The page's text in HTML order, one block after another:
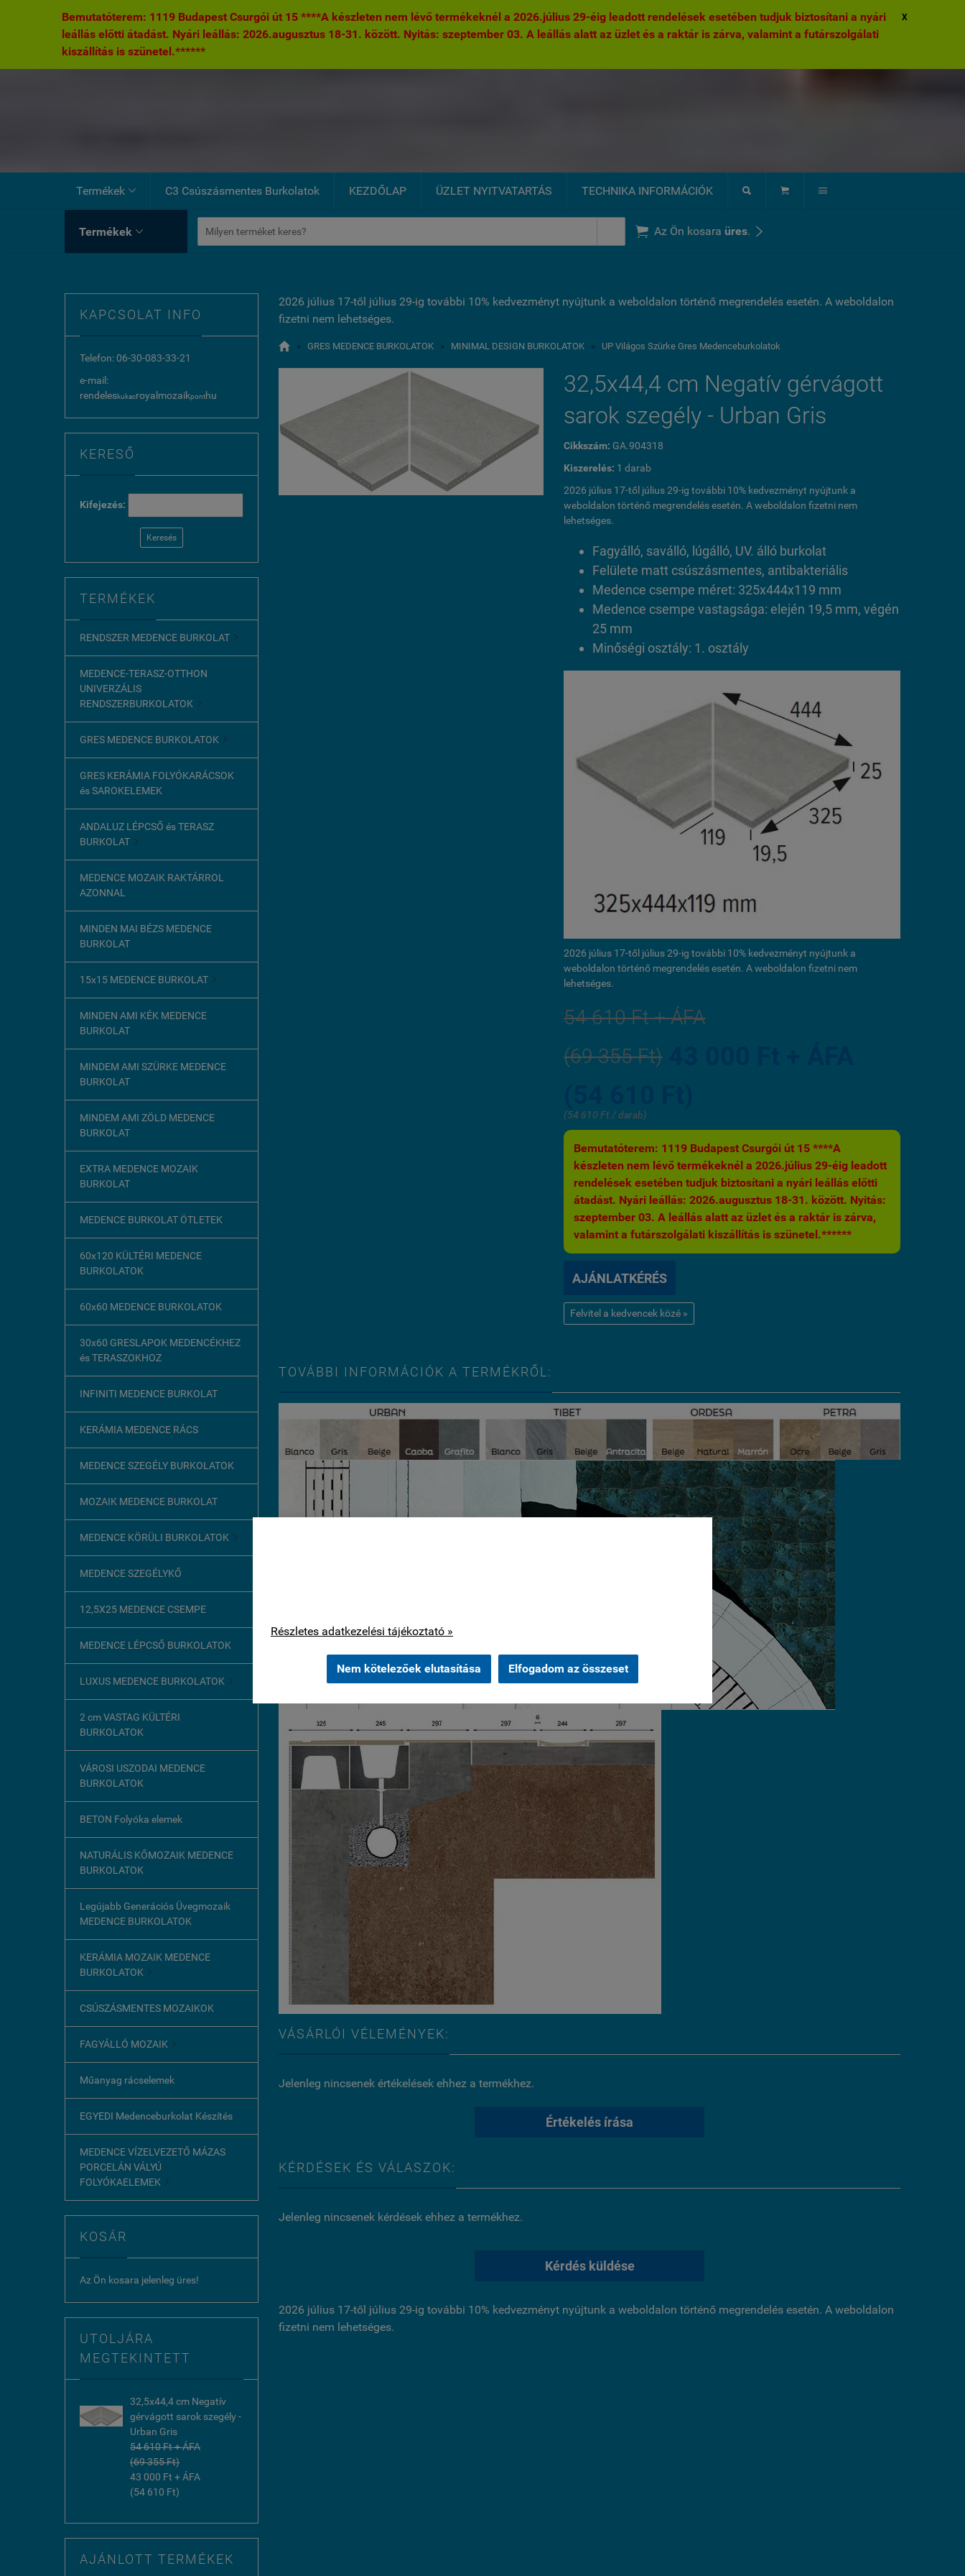
Részletes adatkezelési tájékoztató »
Nem kötelezőek elutasítása Elfogadom az összeset
Bemutatóterem: 1119 Budapest Csurgói út 15 ****A készleten nem lévő termékeknél a 2026.július 29-éig leadott rendelések esetében tudjuk biztosítani a nyári
leállás előtti átadást. Nyári leállás: 2026.augusztus 18-31. között. Nyitás: szeptember 03. A leállás alatt az üzlet és a raktár is zárva, valamint a futárszolgálati
kiszállítás is szünetel.******
X
Termékek  C3 Csúszásmentes Burkolatok KEZDŐLAP ÜZLET NYITVATARTÁS TECHNIKA INFORMÁCIÓK   
Termékek   Az Ön kosara üres. 
KAPCSOLAT INFO
Telefon: 06-30-083-33-21
e-mail:
rendeleskukacroyalmozaikponthu
KERESŐ
Kifejezés:
Keresés
TERMÉKEK
RENDSZER MEDENCE BURKOLAT 
MEDENCE-TERASZ-OTTHON
UNIVERZÁLIS
RENDSZERBURKOLATOK 
GRES MEDENCE BURKOLATOK 
GRES KERÁMIA FOLYÓKARÁCSOK
és SAROKELEMEK
ANDALUZ LÉPCSŐ és TERASZ
BURKOLAT 
MEDENCE MOZAIK RAKTÁRROL
AZONNAL
MINDEN MAI BÉZS MEDENCE
BURKOLAT
15x15 MEDENCE BURKOLAT 
MINDEN AMI KÉK MEDENCE
BURKOLAT
MINDEM AMI SZÜRKE MEDENCE
BURKOLAT
MINDEM AMI ZÖLD MEDENCE
BURKOLAT
EXTRA MEDENCE MOZAIK
BURKOLAT
MEDENCE BURKOLAT ÖTLETEK
60x120 KÜLTÉRI MEDENCE
BURKOLATOK
60x60 MEDENCE BURKOLATOK
30x60 GRESLAPOK MEDENCÉKHEZ
és TERASZOKHOZ
INFINITI MEDENCE BURKOLAT
KERÁMIA MEDENCE RÁCS
MEDENCE SZEGÉLY BURKOLATOK
MOZAIK MEDENCE BURKOLAT
MEDENCE KÖRÜLI BURKOLATOK 
MEDENCE SZEGÉLYKŐ
12,5X25 MEDENCE CSEMPE
MEDENCE LÉPCSŐ BURKOLATOK
LUXUS MEDENCE BURKOLATOK 
2 cm VASTAG KÜLTÉRI
BURKOLATOK
VÁROSI USZODAI MEDENCE
BURKOLATOK
BETON Folyóka elemek
NATURÁLIS KŐMOZAIK MEDENCE
BURKOLATOK
Legújabb Generációs Üvegmozaik
MEDENCE BURKOLATOK
KERÁMIA MOZAIK MEDENCE
BURKOLATOK 
CSÚSZÁSMENTES MOZAIKOK
FAGYÁLLÓ MOZAIK 
Műanyag rácselemek
EGYEDI Medenceburkolat Készítés
MEDENCE VÍZELVEZETŐ MÁZAS
PORCELÁN VÁLYÚ
FOLYÓKAELEMEK 
KOSÁR
Az Ön kosara jelenleg üres!
UTOLJÁRA
MEGTEKINTETT
32,5x44,4 cm Negatív
gérvágott sarok szegély -
Urban Gris
54 610 Ft + ÁFA
(69 355 Ft)
43 000 Ft + ÁFA
(54 610 Ft)
AJÁNLOTT TERMÉKEK
2026 július 17-től július 29-ig további 10% kedvezményt nyújtunk a weboldalon történő megrendelés esetén. A weboldalon
fizetni nem lehetséges.
 » GRES MEDENCE BURKOLATOK » MINIMAL DESIGN BURKOLATOK » UP Világos Szürke Gres Medenceburkolatok
32,5x44,4 cm Negatív gérvágott
sarok szegély - Urban Gris
Cikkszám: GA.904318
Kiszerelés: 1 darab
2026 július 17-től július 29-ig további 10% kedvezményt nyújtunk a
weboldalon történő megrendelés esetén. A weboldalon fizetni nem
lehetséges.
Fagyálló, saválló, lúgálló, UV. álló burkolat
Felülete matt csúszásmentes, antibakteriális
Medence csempe méret: 325x444x119 mm
Medence csempe vastagsága: elején 19,5 mm, végén
25 mm
Minőségi osztály: 1. osztály
2026 július 17-től július 29-ig további 10% kedvezményt nyújtunk a
weboldalon történő megrendelés esetén. A weboldalon fizetni nem
lehetséges.
54 610 Ft + ÁFA
(69 355 Ft)
(54 610 Ft / darab)
Bemutatóterem: 1119 Budapest Csurgói út 15 ****A
készleten nem lévő termékeknél a 2026.július 29-éig leadott
rendelések esetében tudjuk biztosítani a nyári leállás előtti
átadást. Nyári leállás: 2026.augusztus 18-31. között. Nyitás:
szeptember 03. A leállás alatt az üzlet és a raktár is zárva,
valamint a futárszolgálati kiszállítás is szünetel.******
AJÁNLATKÉRÉS
Felvitel a kedvencek közé »
TOVÁBBI INFORMÁCIÓK A TERMÉKRŐL:
VÁSÁRLÓI VÉLEMÉNYEK:
Jelenleg nincsenek értékelések ehhez a termékhez.
Értékelés írása
KÉRDÉSEK ÉS VÁLASZOK:
Jelenleg nincsenek kérdések ehhez a termékhez.
Kérdés küldése
2026 július 17-től július 29-ig további 10% kedvezményt nyújtunk a weboldalon történő megrendelés esetén. A weboldalon
fizetni nem lehetséges.